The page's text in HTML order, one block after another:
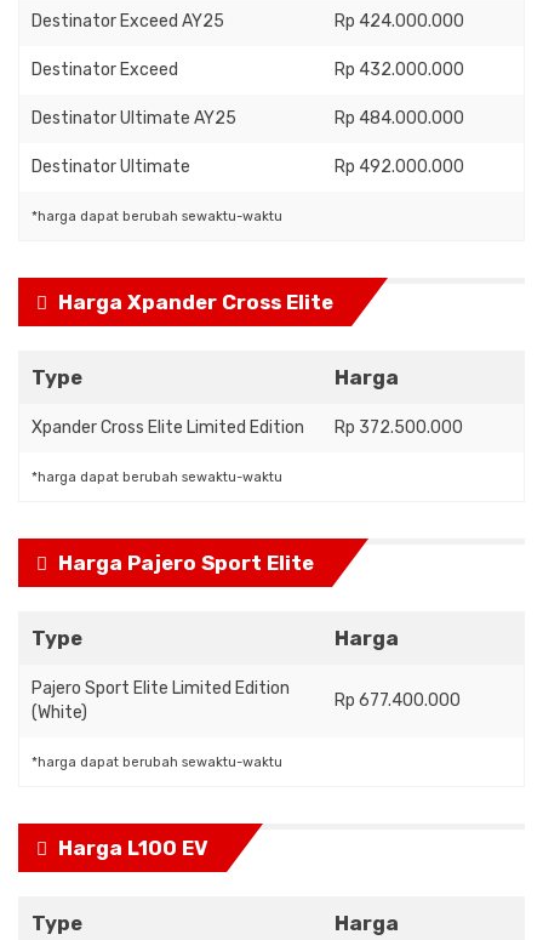
Destinator Exceed AY25 Rp 424.000.000
Destinator Exceed Rp 432.000.000
Destinator Ultimate AY25 Rp 484.000.000
Destinator Ultimate Rp 492.000.000
*harga dapat berubah sewaktu-waktu
Harga Xpander Cross Elite
Type Harga
Xpander Cross Elite Limited Edition Rp 372.500.000
*harga dapat berubah sewaktu-waktu
Harga Pajero Sport Elite
Type Harga
Pajero Sport Elite Limited Edition
(White)
Rp 677.400.000
*harga dapat berubah sewaktu-waktu
Harga L100 EV
Type Harga